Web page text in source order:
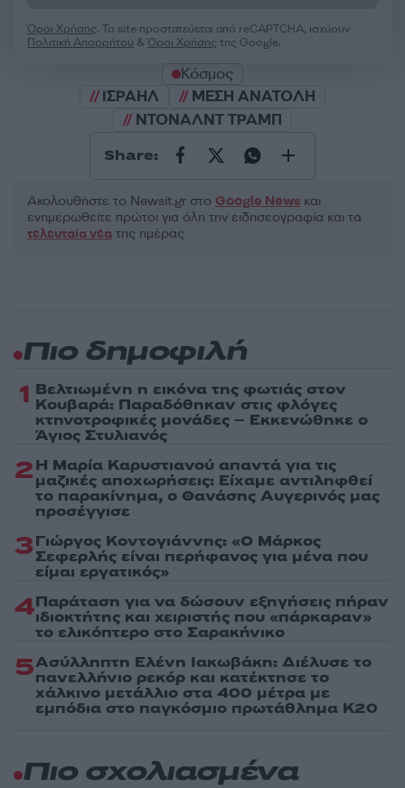
Όροι Χρήσης. Το site προστατεύεται από reCAPTCHA, ισχύουν
Πολιτική Απορρήτου &Όροι Χρήσης της Google.
Κόσμος
ΙΣΡΑΗΛ
ΜΕΣΗ ΑΝΑΤΟΛΗ
ΝΤΟΝΑΛΝΤ ΤΡΑΜΠ
Share:
Ακολουθήστε το Νewsit.gr στο Google News και
ενημερωθείτε πρώτοι για όλη την ειδησεογραφία και τα
τελευταία νέα της ημέρας
Πιο δημοφιλή
1 Βελτιωμένη η εικόνα της φωτιάς στον
Κουβαρά: Παραδόθηκαν στις φλόγες
κτηνοτροφικές μονάδες – Εκκενώθηκε ο
Άγιος Στυλιανός
2Η Μαρία Καρυστιανού απαντά για τις
μαζικές αποχωρήσεις: Είχαμε αντιληφθεί
το παρακίνημα, ο Θανάσης Αυγερινός μας
προσέγγισε
3Γιώργος Κοντογιάννης: «Ο Μάρκος
Σεφερλής είναι περήφανος για μένα που
είμαι εργατικός»
4Παράταση για να δώσουν εξηγήσεις πήραν
ιδιοκτήτης και χειριστής που «πάρκαραν»
το ελικόπτερο στο Σαρακήνικο
5Ασύλληπτη Ελένη Ιακωβάκη: Διέλυσε το
πανελλήνιο ρεκόρ και κατέκτησε το
χάλκινο μετάλλιο στα 400 μέτρα με
εμπόδια στο παγκόσμιο πρωτάθλημα Κ20
Πιο σχολιασμένα